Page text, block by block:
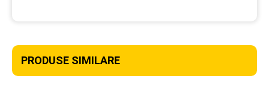
PRODUSE SIMILARE